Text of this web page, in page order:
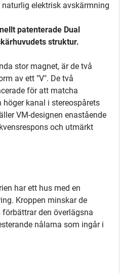
elektrisk avskärmning
patenterade Dual
struktur.
stor magnet, är de två
av ett "V". De två
för att matcha
kanal i stereospårets
VM-designen enastående
och utmärkt
har ett hus med en
Kroppen minskar de
den överlägsna
nålarna som ingår i